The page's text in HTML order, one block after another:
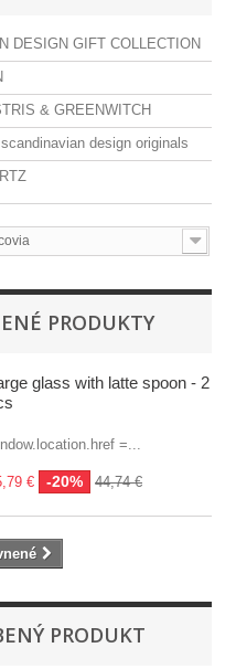
DESIGN GIFT COLLECTION
& GREENWITCH
design originals
PRODUKTY
glass with latte spoon - 2
=...
€ -20% 44,74 €
PRODUKT